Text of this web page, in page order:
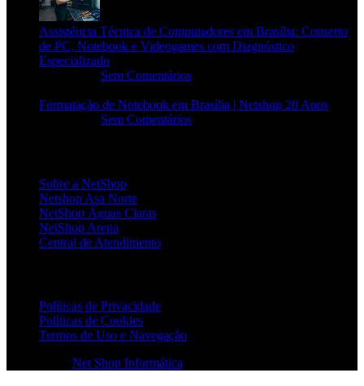
Assistência Técnica de Computadores em Brasília: Conserto
de PC, Notebook e Videogames com Diagnóstico
Especializado
Sem Comentários
Formatação de Notebook em Brasília | Netshop 20 Anos
Sem Comentários
Sobre a NetShop
Netshop Asa Norte
NetShop Águas Claras
NetShop Arena
Central de Atendimento
Políticas de Privacidade
Políticas de Cookies
Termos de Uso e Navegação
Net Shop Informática